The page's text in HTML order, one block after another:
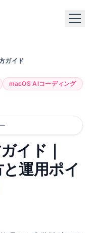
ガイド
macOS AIコーディング
イド｜
運用ポイ